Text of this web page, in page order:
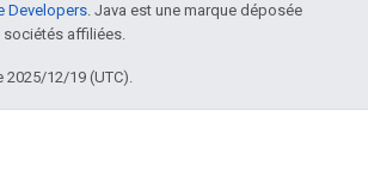
Developers. Java est une marque déposée
sociétés affiliées.
2025/12/19 (UTC).